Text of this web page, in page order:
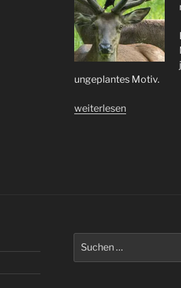
ungeplantes Motiv.
„Erstens
weiterlesen
nach: